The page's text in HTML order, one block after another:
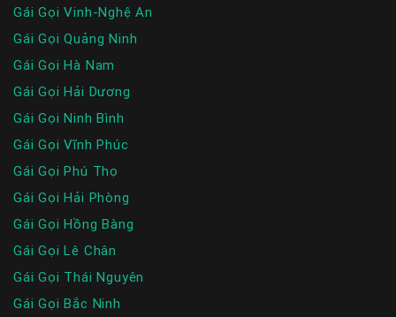
Gái Gọi Vinh-Nghệ An
Gái Gọi Quảng Ninh
Gái Gọi Hà Nam
Gái Gọi Hải Dương
Gái Gọi Ninh Bình
Gái Gọi Vĩnh Phúc
Gái Gọi Phú Thọ
Gái Gọi Hải Phòng
Gái Gọi Hồng Bàng
Gái Gọi Lê Chân
Gái Gọi Thái Nguyên
Gái Gọi Bắc Ninh